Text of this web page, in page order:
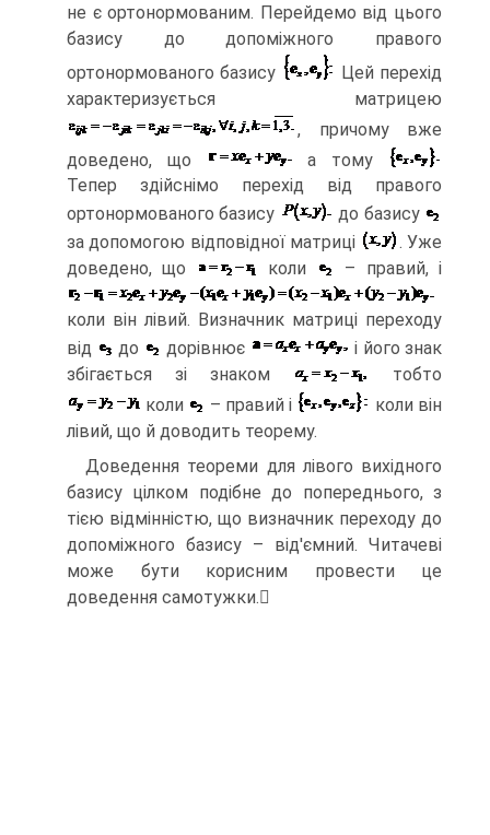
не є ортонормованим. Перейдемо від цього
базису до допоміжного правого
ортонормованого базису
Цей перехід
характеризується матрицею
, причому вже
доведено, що
а тому
Тепер здійснімо перехід від правого
ортонормованого базису
до базису
за допомогою відповідної матриці
. Уже
доведено, що
коли – правий, і
коли він лівий. Визначник матриці переходу
від
до дорівнює
і його знак
збігається зі знаком
тобто
коли
– правий і
коли він
лівий, що й доводить теорему.
Доведення теореми для лівого вихідного
базису цілком подібне до поперед­нього, з
тією відмінністю, що визначник переходу до
допоміжного базису – від'ємний. Читачеві
може бути корисним провести це
доведення самотужки.